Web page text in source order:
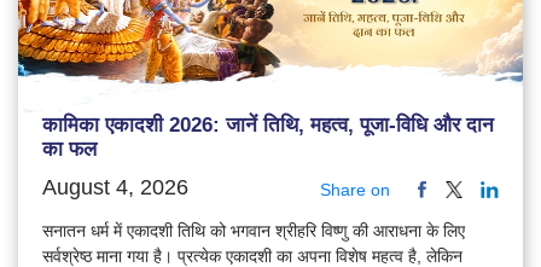
कामिका एकादशी 2026: जानें तिथि, महत्व, पूजा-विधि और दान
का फल
August 4, 2026 Share on
सनातन धर्म में एकादशी तिथि को भगवान श्रीहरि विष्णु की आराधना के लिए
सर्वश्रेष्ठ माना गया है। प्रत्येक एकादशी का अपना विशेष महत्व है, लेकिन